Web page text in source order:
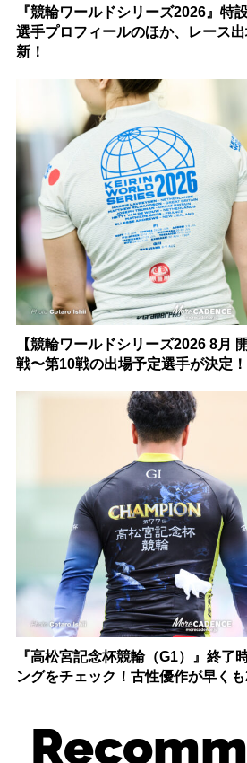
『競輪ワールドシリーズ2026』特
選手プロフィールのほか、レース
新！
【競輪ワールドシリーズ2026 8月
戦〜第10戦の出場予定選手が決定！
『高松宮記念杯競輪（G1）』終了
ングをチェック！古性優作が早くも